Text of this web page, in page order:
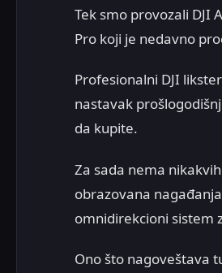
Tek smo provozali DJI
Pro koji je nedavno
Profesionalni DJI
nastavak
da kupite.
Za sada nema
obrazovana
omnidirekcioni sistem
Ono što nagoveštava